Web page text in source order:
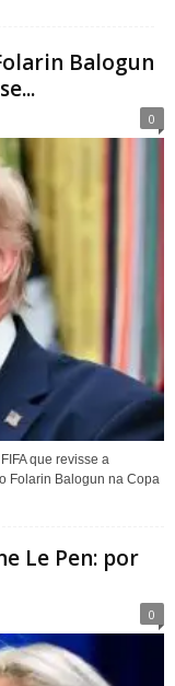
Balogun
0
que revisse a
Folarin Balogun na Copa
Le Pen: por
0